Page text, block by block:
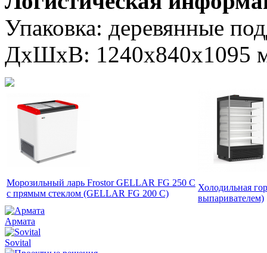
Упаковка: деревянные
ДxШxВ: 1240х840х1095
Морозильный ларь Frostor GELLAR FG 250 C
с прямым стеклом (GELLAR FG 200 C)
Холодильная
выпаривателем)
Армата
Sovital